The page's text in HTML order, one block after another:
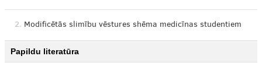
2. Modificētās slimību vēstures shēma medicīnas studentiem
Papildu literatūra